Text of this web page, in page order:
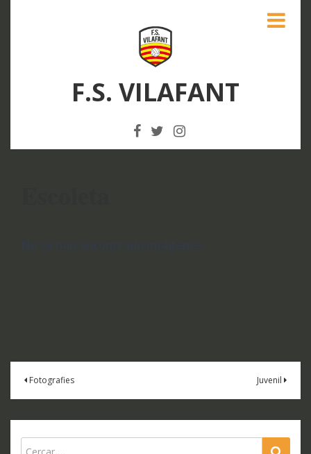
F.S. VILAFANT
Navegación
de
entradas
Fotografies Juvenil